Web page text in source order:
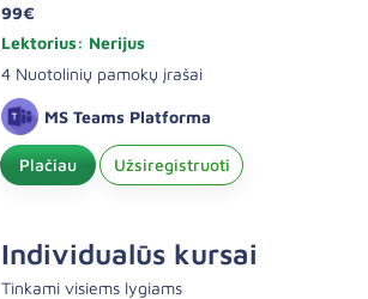
99€
Lektorius: Nerijus
4 Nuotolinių pamokų įrašai
MS Teams Platforma
Plačiau Užsiregistruoti
Individualūs kursai
Tinkami visiems lygiams